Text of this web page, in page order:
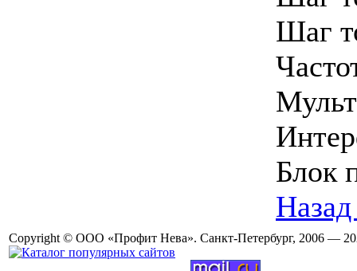
Шаг
Блок
Назад
Copyright © ООО «Профит Нева». Санкт-Петербург, 2006 —